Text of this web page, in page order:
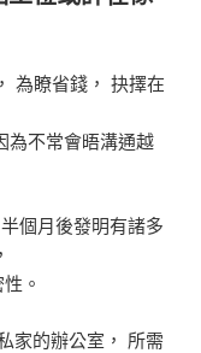
為瞭省錢， 抉擇在
不常會晤溝通越
個月後發明有諸多
。
的辦公室， 所需